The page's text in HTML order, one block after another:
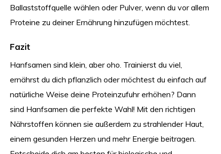
Ballaststoffquelle wählen oder Pulver, wenn du vor allem
Proteine zu deiner Ernährung hinzufügen möchtest.
Fazit
Hanfsamen sind klein, aber oho. Trainierst du viel,
ernährst du dich pflanzlich oder möchtest du einfach auf
natürliche Weise deine Proteinzufuhr erhöhen? Dann
sind Hanfsamen die perfekte Wahl! Mit den richtigen
Nährstoffen können sie außerdem zu strahlender Haut,
einem gesunden Herzen und mehr Energie beitragen.